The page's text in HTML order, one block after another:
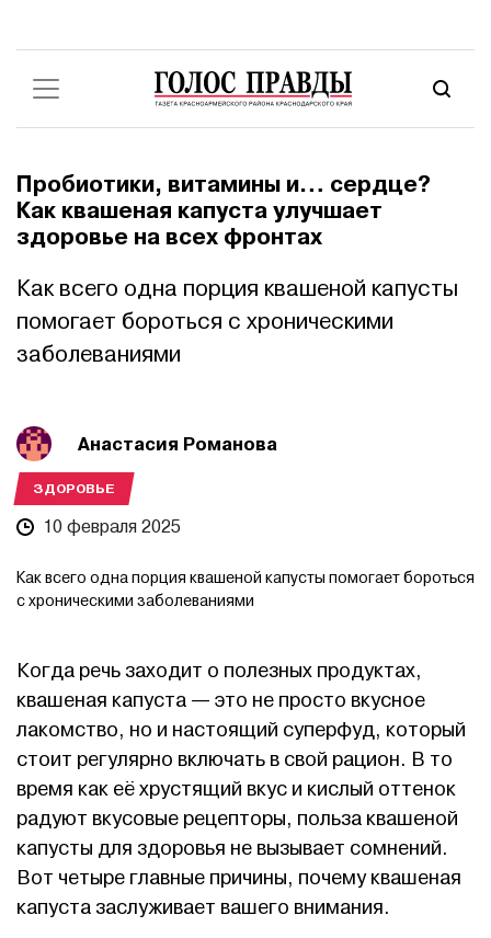
Пробиотики, витамины и… сердце?
Как квашеная капуста улучшает
здоровье на всех фронтах
Как всего одна порция квашеной капусты
помогает бороться с хроническими
заболеваниями
Анастасия Романова
ЗДОРОВЬЕ
10 февраля 2025
Как всего одна порция квашеной капусты помогает бороться
с хроническими заболеваниями
Когда речь заходит о полезных продуктах,
квашеная капуста — это не просто вкусное
лакомство, но и настоящий суперфуд, который
стоит регулярно включать в свой рацион. В то
время как её хрустящий вкус и кислый оттенок
радуют вкусовые рецепторы, польза квашеной
капусты для здоровья не вызывает сомнений.
Вот четыре главные причины, почему квашеная
капуста заслуживает вашего внимания.